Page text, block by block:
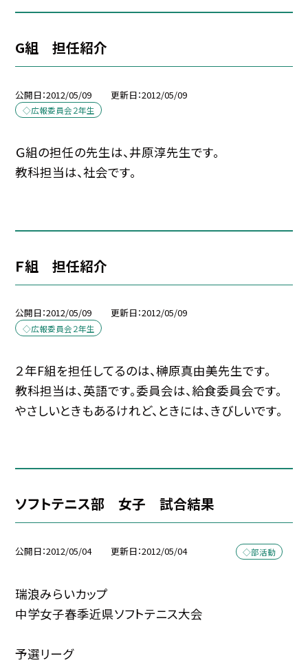
G組 担任紹介
公開日 2012/05/09 更新日 2012/05/09
◇広報委員会２年生
Ｇ組の担任の先生は、井原淳先生です。
教科担当は、社会です。
Ｆ組 担任紹介
公開日 2012/05/09 更新日 2012/05/09
◇広報委員会２年生
２年F組を担任してるのは、榊原真由美先生です。
教科担当は、英語です。委員会は、給食委員会です。
やさしいときもあるけれど、ときには、きびしいです。
ソフトテニス部 女子 試合結果
公開日 2012/05/04 更新日 2012/05/04 ◇部活動
瑞浪みらいカップ
中学女子春季近県ソフトテニス大会
予選リーグ